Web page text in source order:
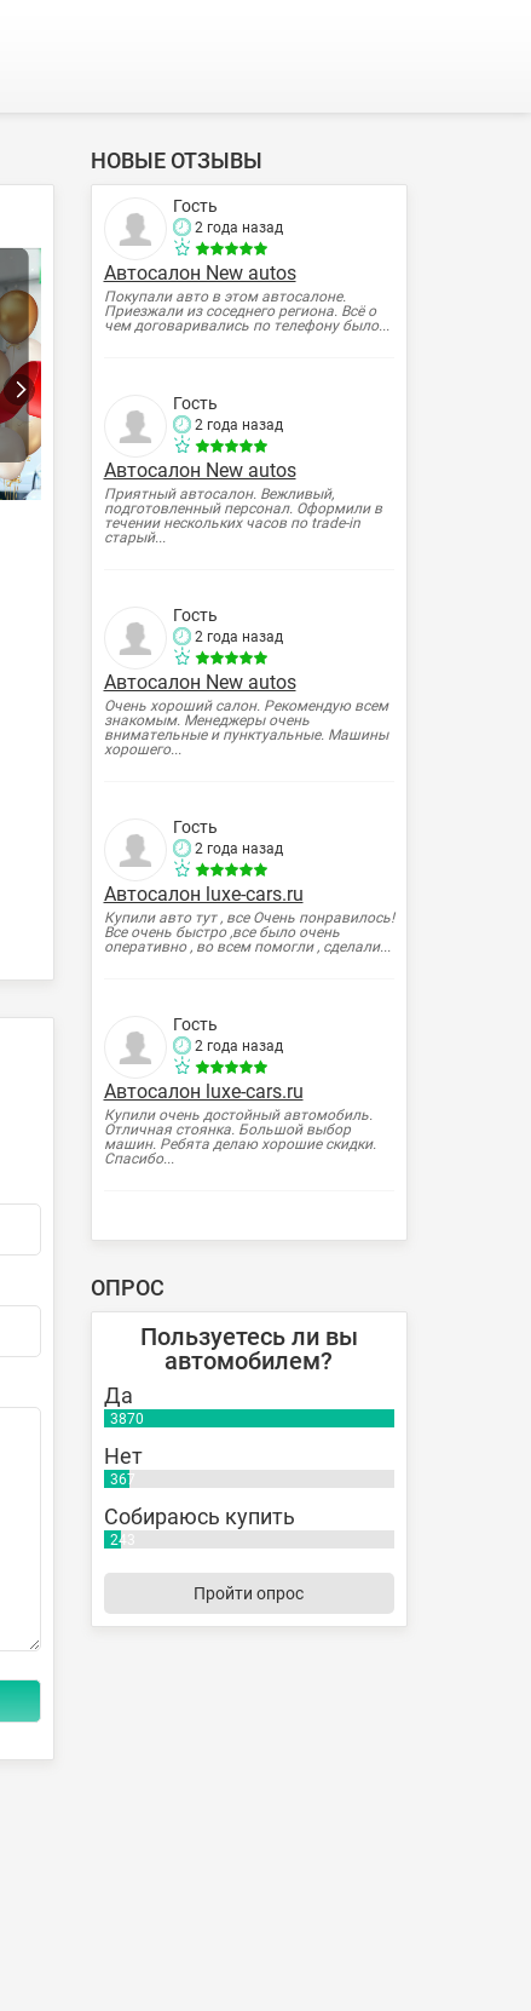
НОВЫЕ ОТЗЫВЫ
Гость
2 года назад
Автосалон New autos
Покупали авто в этом автосалоне.
Приезжали из соседнего региона. Всё о
чем договаривались по телефону было...
Гость
2 года назад
Автосалон New autos
Приятный автосалон. Вежливый,
подготовленный персонал. Оформили в
течении нескольких часов по trade-in
старый...
Гость
2 года назад
Автосалон New autos
Очень хороший салон. Рекомендую всем
знакомым. Менеджеры очень
внимательные и пунктуальные. Машины
хорошего...
Гость
2 года назад
Автосалон luxe-cars.ru
Купили авто тут , все Очень понравилось!
Все очень быстро ,все было очень
оперативно , во всем помогли , сделали...
Гость
2 года назад
Автосалон luxe-cars.ru
Купили очень достойный автомобиль.
Отличная стоянка. Большой выбор
машин. Ребята делаю хорошие скидки.
Спасибо...
ОПРОС
Пользуетесь ли вы
автомобилем?
Да
3870
Нет
367
Собираюсь купить
243
Пройти опрос